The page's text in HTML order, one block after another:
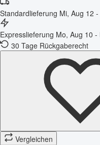
Standardlieferung Mi, Aug 12
Expresslieferung Mo, Aug 10 -
30 Tage Rückgaberecht
Vergleichen